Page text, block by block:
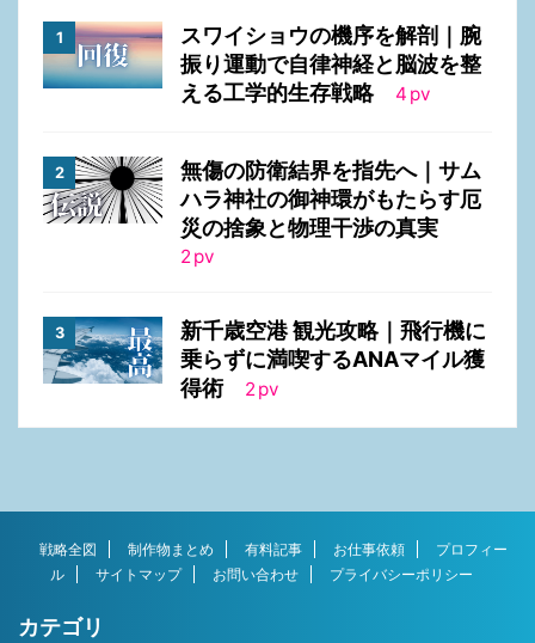
スワイショウの機序を解剖｜腕
振り運動で自律神経と脳波を整
える工学的生存戦略
4 pv
無傷の防衛結界を指先へ｜サム
ハラ神社の御神環がもたらす厄
災の捨象と物理干渉の真実
2 pv
新千歳空港 観光攻略｜飛行機に
乗らずに満喫するANAマイル獲
得術
2 pv
戦略全図 制作物まとめ 有料記事 お仕事依頼
プロフィー
ル
サイトマップ お問い合わせ プライバシーポリシー
カテゴリ